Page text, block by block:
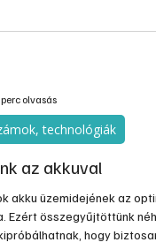
alatt
kínál fel, ezért a
és a távoli elérhetőség
olvasás
technológiák
az akkuval
akku üzemidejének az